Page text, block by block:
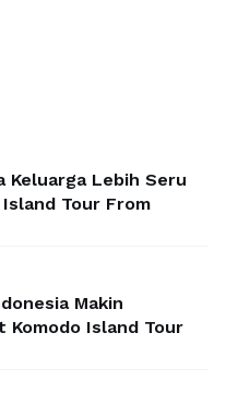
hal ini adalah
legislatif. Dalam artikel
Keluarga Lebih Seru
Tour From
Makin
Komodo Island Tour